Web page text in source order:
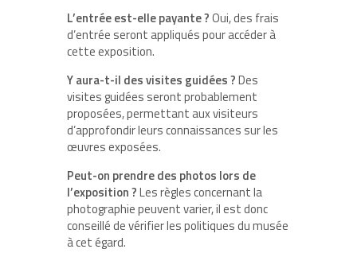
L’entrée est-elle payante ?Oui, des frais
d’entrée seront appliqués pour accéder à
cette exposition.
Y aura-t-il des visites guidées ?Des
visites guidées seront probablement
proposées, permettant aux visiteurs
d’approfondir leurs connaissances sur les
œuvres exposées.
Peut-on prendre des photos lors de
l’exposition ?Les règles concernant la
photographie peuvent varier, il est donc
conseillé de vérifier les politiques du musée
à cet égard.